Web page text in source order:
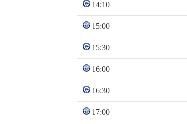
14:10
15:00
15:30
16:00
16:30
17:00